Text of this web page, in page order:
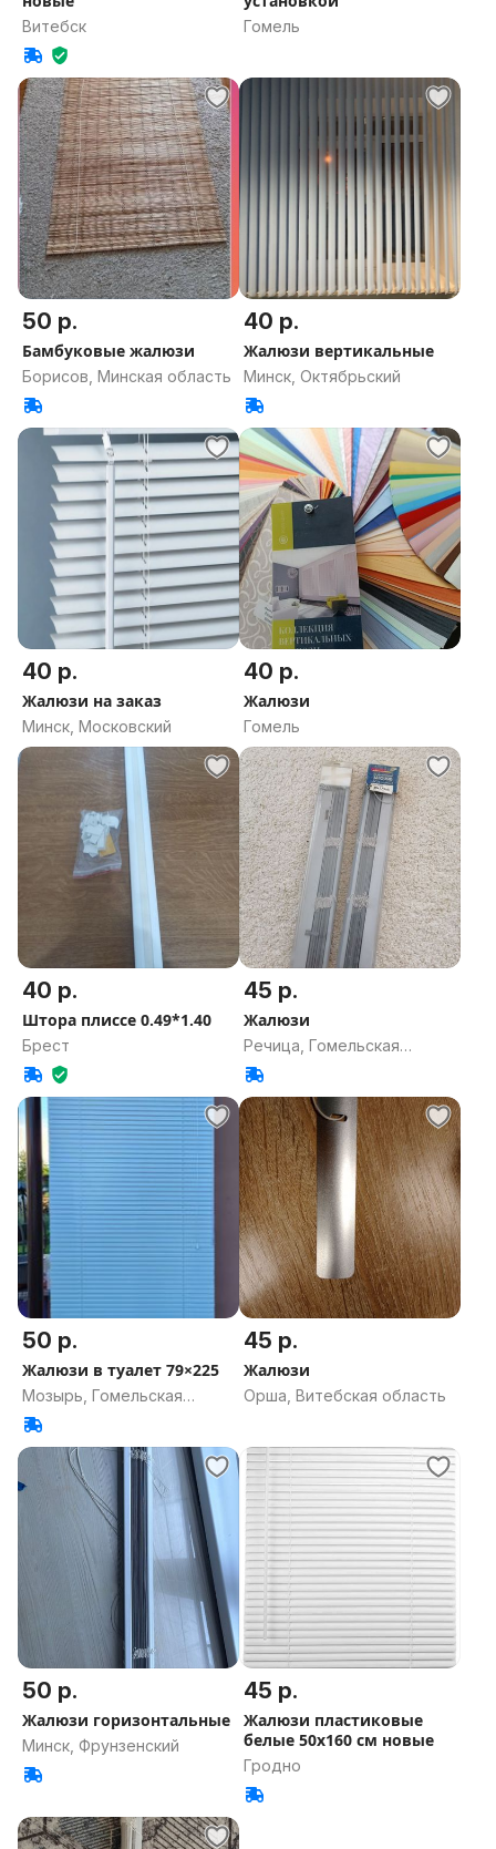
Витебск Гомель
50 р.
Бамбуковые жалюзи
Борисов, Минская область
40 р.
Жалюзи вертикальные
Минск, Октябрьский
40 р.
Жалюзи на заказ
Минск, Московский
40 р.
Жалюзи
Гомель
40 р.
Штора плиссе 0.49*1.40
Брест
45 р.
Жалюзи
Речица, Гомельская
область
50 р.
Жалюзи в туалет 79×225
Мозырь, Гомельская
область
45 р.
Жалюзи
Орша, Витебская область
50 р.
Жалюзи горизонтальные
Минск, Фрунзенский
45 р.
Жалюзи пластиковые
белые 50х160 см новые
Гродно